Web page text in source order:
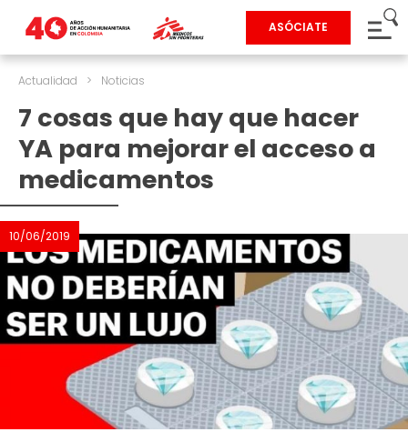
ASÓCIATE
Actualidad > Noticias
7 cosas que hay que hacer
YA para mejorar el acceso a
medicamentos
10/06/2019